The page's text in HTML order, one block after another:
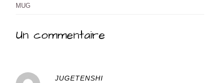
MUG
Un commentaire
JUGETENSHI